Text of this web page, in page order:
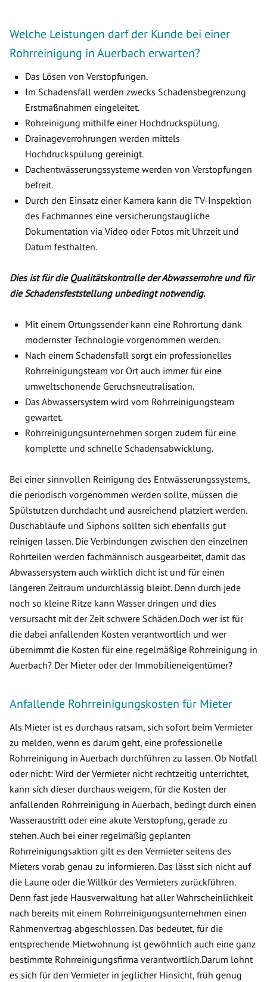
Welche Leistungen darf der Kunde bei einer
Rohrreinigung in Auerbach erwarten?
Das Lösen von Verstopfungen.
Im Schadensfall werden zwecks Schadensbegrenzung
Erstmaßnahmen eingeleitet.
Rohreinigung mithilfe einer Hochdruckspülung.
Drainageverrohrungen werden mittels
Hochdruckspülung gereinigt.
Dachentwässerungssysteme werden von Verstopfungen
befreit.
Durch den Einsatz einer Kamera kann die TV-Inspektion
des Fachmannes eine versicherungstaugliche
Dokumentation via Video oder Fotos mit Uhrzeit und
Datum festhalten.
Dies ist für die Qualitätskontrolle der Abwasserrohre und für
die Schadensfeststellung unbedingt notwendig.
Mit einem Ortungssender kann eine Rohrortung dank
modernster Technologie vorgenommen werden.
Nach einem Schadensfall sorgt ein professionelles
Rohrreinigungsteam vor Ort auch immer für eine
umweltschonende Geruchsneutralisation.
Das Abwassersystem wird vom Rohrreinigungsteam
gewartet.
Rohrreinigungsunternehmen sorgen zudem für eine
komplette und schnelle Schadensabwicklung.
Bei einer sinnvollen Reinigung des Entwässerungssystems,
die periodisch vorgenommen werden sollte, müssen die
Spülstutzen durchdacht und ausreichend platziert werden.
Duschabläufe und Siphons sollten sich ebenfalls gut
reinigen lassen. Die Verbindungen zwischen den einzelnen
Rohrteilen werden fachmännisch ausgearbeitet, damit das
Abwassersystem auch wirklich dicht ist und für einen
längeren Zeitraum undurchlässig bleibt. Denn durch jede
noch so kleine Ritze kann Wasser dringen und dies
versursacht mit der Zeit schwere Schäden.Doch wer ist für
die dabei anfallenden Kosten verantwortlich und wer
übernimmt die Kosten für eine regelmäßige Rohrreinigung in
Auerbach? Der Mieter oder der Immobilieneigentümer?
Anfallende Rohrreinigungskosten für Mieter
Als Mieter ist es durchaus ratsam, sich sofort beim Vermieter
zu melden, wenn es darum geht, eine professionelle
Rohrreinigung in Auerbach durchführen zu lassen. Ob Notfall
oder nicht: Wird der Vermieter nicht rechtzeitig unterrichtet,
kann sich dieser durchaus weigern, für die Kosten der
anfallenden Rohrreinigung in Auerbach, bedingt durch einen
Wasseraustritt oder eine akute Verstopfung, gerade zu
stehen. Auch bei einer regelmäßig geplanten
Rohrreinigungsaktion gilt es den Vermieter seitens des
Mieters vorab genau zu informieren. Das lässt sich nicht auf
die Laune oder die Willkür des Vermieters zurückführen.
Denn fast jede Hausverwaltung hat aller Wahrscheinlichkeit
nach bereits mit einem Rohrreinigungsunternehmen einen
Rahmenvertrag abgeschlossen. Das bedeutet, für die
entsprechende Mietwohnung ist gewöhnlich auch eine ganz
bestimmte Rohrreinigungsfirma verantwortlich.Darum lohnt
es sich für den Vermieter in jeglicher Hinsicht, früh genug